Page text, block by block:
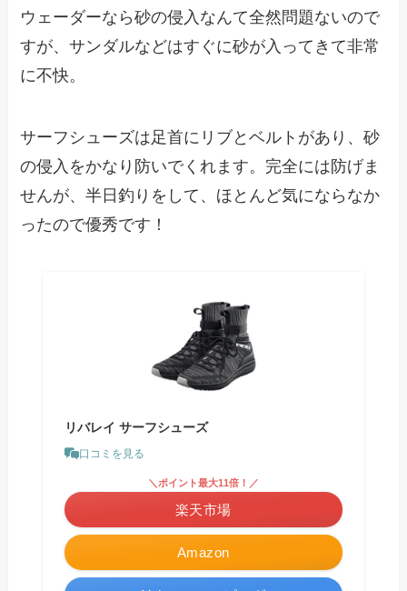
ウェーダーなら砂の侵入なんて全然問題ないので
すが、サンダルなどはすぐに砂が入ってきて非常
に不快。
サーフシューズは足首にリブとベルトがあり、砂
の侵入をかなり防いでくれます。完全には防げま
せんが、半日釣りをして、ほとんど気にならなか
ったので優秀です！
リバレイ サーフシューズ
口コミを見る
Amazon
＼ポイント最大11倍！／
楽天市場